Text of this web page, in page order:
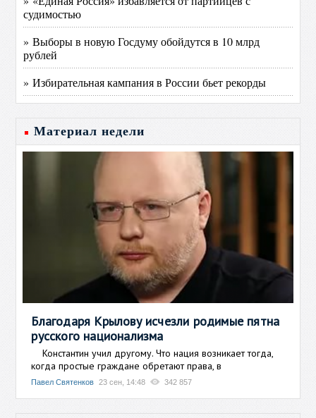
судимостью
» Выборы в новую Госдуму обойдутся в 10 млрд
рублей
» Избирательная кампания в России бьет рекорды
Материал недели
Благодаря Крылову исчезли родимые пятна
русского национализма
Константин учил другому. Что нация возникает тогда,
когда простые граждане обретают права, в
Павел Святенков 23 сен, 14:48 342 857